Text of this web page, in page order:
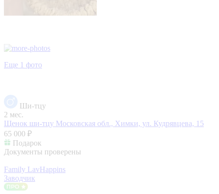
Еще 1 фото
Ши-тцу
2 мес.
Щенок ши-тцу Московская обл., Химки, ул. Кудрявцева, 15
65 000 ₽
Подарок
Документы проверены
Family LavHappins
Заводчик